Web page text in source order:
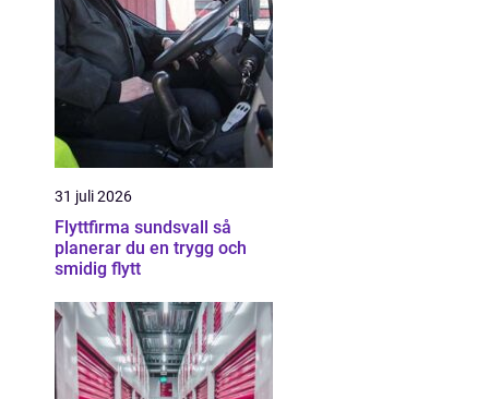
31 juli 2026
Flyttfirma sundsvall så
planerar du en trygg och
smidig flytt